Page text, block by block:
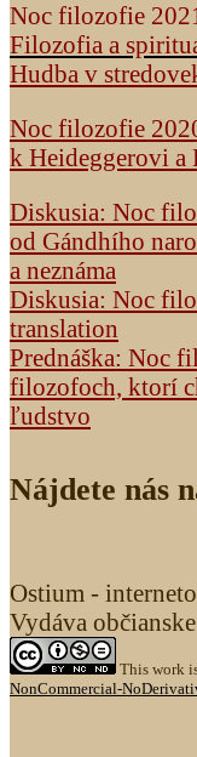
Noc filozofie
Filozofia a
Hudba v
Noc filozofie
k Heideggerovi a
Diskusia: Noc
od Gándhího
a neznáma
Diskusia: Noc
translation
Prednáška: Noc
filozofoch, ktorí
ľudstvo
Nájdete nás
Ostium -
Vydáva
This work
NonCommercial-